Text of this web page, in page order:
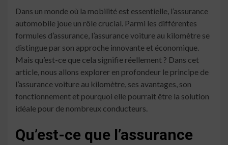
Dans un monde où la mobilité est essentielle, l’assurance
automobile joue un rôle crucial. Parmi les différentes
formules d’assurance, l’assurance voiture au kilomètre se
distingue par son approche innovante et économique.
Mais qu’est-ce que cela signifie réellement ? Dans cet
article, nous allons explorer en profondeur le principe de
l’assurance voiture au kilomètre, ses avantages, son
fonctionnement et pourquoi elle pourrait être la solution
idéale pour de nombreux conducteurs.
Qu’est-ce que l’assurance